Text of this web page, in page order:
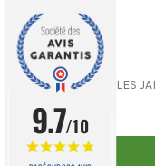
9.7/10